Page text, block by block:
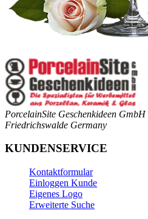
PorcelainSite Geschenkideen GmbH
Friedrichswalde Germany
KUNDENSERVICE
Kontaktformular
Einloggen Kunde
Eigenes Logo
Erweiterte Suche